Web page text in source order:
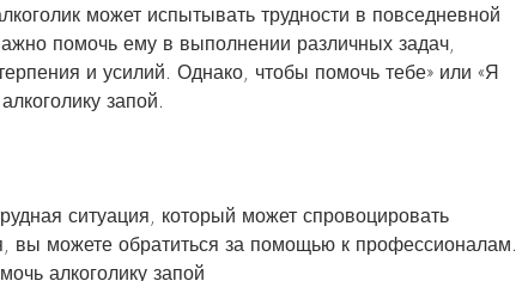
может испытывать трудности в повседневной
помочь ему в выполнении различных задач,
и усилий. Однако, чтобы помочь тебе» или «Я
запой.
ситуация, который может спровоцировать
вы можете обратиться за помощью к профессионалам.
алкоголику запой